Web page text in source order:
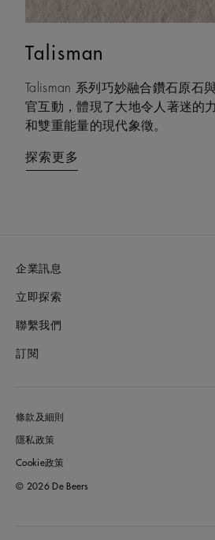
Talisman
Talisman 系列巧妙融合鑽石原石
官互動，體現了大地令人著迷的
和雙重能量的現代象徵。
探索更多
Lotus by DE BEERS
以蓮花本身的結構之美為靈感，
現沉穩而堅定的韌性——在生命
始終如一、恆久相伴。
探索更多
企業訊息
立即探索
聯繫我們
訂閱
條款及細則
隱私政策
Cookie政策
© 2026 De Beers